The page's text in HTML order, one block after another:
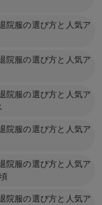
院服の選び方と人気ア
院服の選び方と人気ア
院服の選び方と人気ア
院服の選び方と人気ア
院服の選び方と人気ア
院服の選び方と人気ア